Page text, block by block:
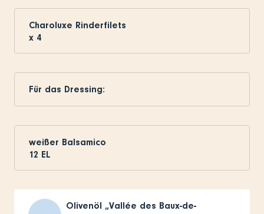
Charoluxe Rinderfilets
x 4
Für das Dressing:
weißer Balsamico
12 EL
Olivenöl „Vallée des Baux-de-